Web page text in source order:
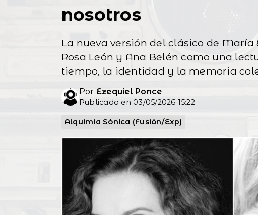
nosotros
La nueva versión del clásico de
Rosa León y Ana Belén como una
tiempo, la identidad y la memoria
Por Ezequiel Ponce
Publicado en 03/05/2026 15:22
Alquimia Sónica (Fusión/Exp)